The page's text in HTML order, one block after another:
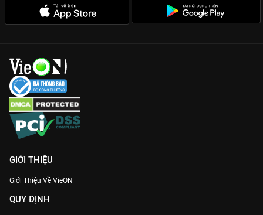
GIỚI THIỆU
Giới Thiệu Về VieON
QUY ĐỊNH